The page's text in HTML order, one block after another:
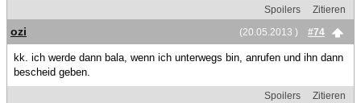
Spoilers
Zitieren
(20.05.2013 )
#74
ozi
kk. ich werde dann bala, wenn ich unterwegs bin, anrufen und ihn dann
bescheid geben.
Spoilers
Zitieren